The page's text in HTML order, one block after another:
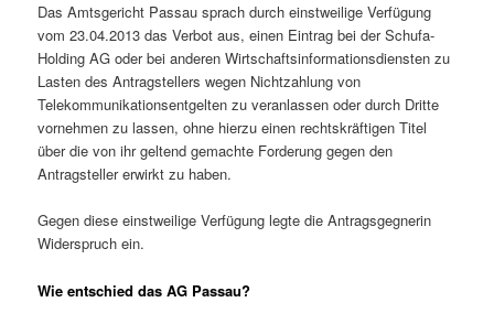
Das Amtsgericht Passau sprach durch einstweilige Verfügung
vom 23.04.2013 das Verbot aus, einen Eintrag bei der Schufa-
Holding AG oder bei anderen Wirtschaftsinformationsdiensten zu
Lasten des Antragstellers wegen Nichtzahlung von
Telekommunikationsentgelten zu veranlassen oder durch Dritte
vornehmen zu lassen, ohne hierzu einen rechtskräftigen Titel
über die von ihr geltend gemachte Forderung gegen den
Antragsteller erwirkt zu haben.
Gegen diese einstweilige Verfügung legte die Antragsgegnerin
Widerspruch ein.
Wie entschied das AG Passau?